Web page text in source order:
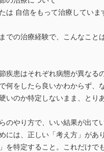
は 自信をもって治療していま
での治療経験で、こんなこと
疾患はそれぞれ病態が異なる
何をしたら良いかわからず、
いのか特定しないまま、とり
のやり方で、いい結果が出て
には、正しい「考え方」があ
を特定すること。これだけで